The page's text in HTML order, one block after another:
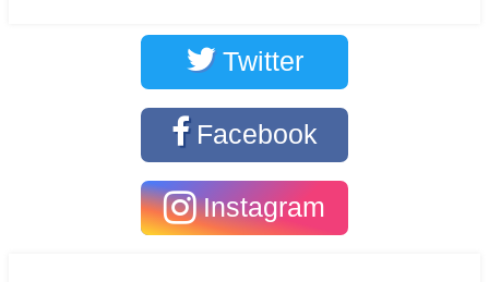
Twitter
Facebook
Instagram